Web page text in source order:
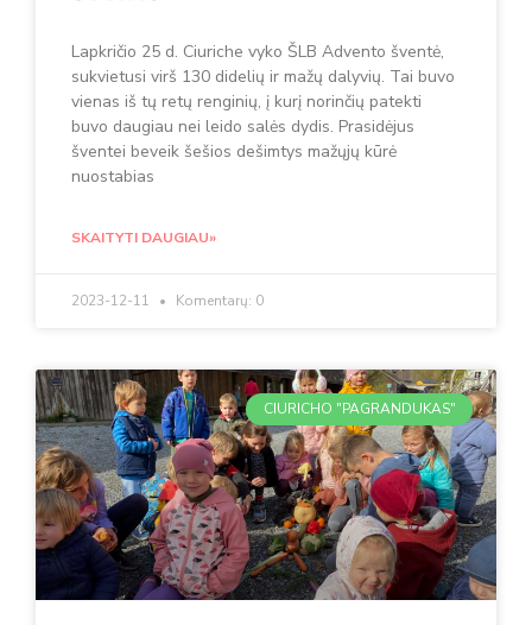
Lapkričio 25 d. Ciuriche vyko ŠLB Advento šventė,
sukvietusi virš 130 didelių ir mažų dalyvių. Tai buvo
vienas iš tų retų renginių, į kurį norinčių patekti
buvo daugiau nei leido salės dydis. Prasidėjus
šventei beveik šešios dešimtys mažųjų kūrė
nuostabias
SKAITYTI DAUGIAU»
2023-12-11 Komentarų: 0
CIURICHO "PAGRANDUKAS"